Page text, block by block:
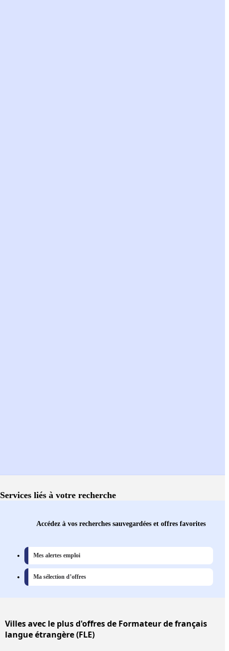
Services liés à votre recherche
Accédez à vos recherches sauvegardées et offres favorites
Mes alertes emploi
Ma sélection d’offres
Villesavec le plus d'offres de Formateur de français
langue étrangère (FLE)